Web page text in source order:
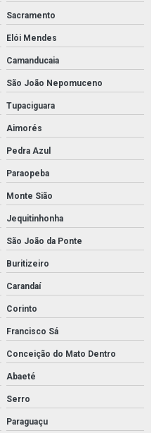
Sacramento
Elói Mendes
Camanducaia
São João Nepomuceno
Tupaciguara
Aimorés
Pedra Azul
Paraopeba
Monte Sião
Jequitinhonha
São João da Ponte
Buritizeiro
Carandaí
Corinto
Francisco Sá
Conceição do Mato Dentro
Abaeté
Serro
Paraguaçu